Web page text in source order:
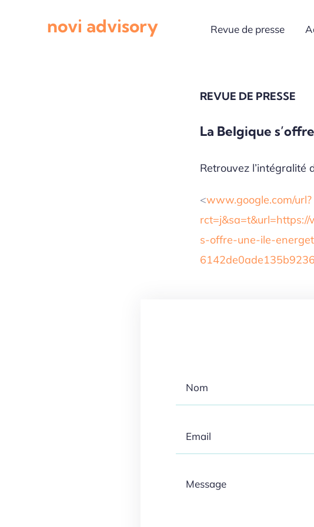
novi advisory Revue de presse
REVUE DE PRESSE
La Belgique
Retrouvez l’intégralité
<www.google.com/url?
s-offre-une-ile-